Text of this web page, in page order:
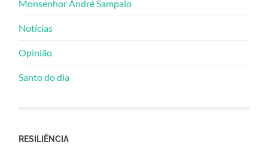
Monsenhor André Sampaio
Notícias
Opinião
Santo do dia
RESILIÊNCIA